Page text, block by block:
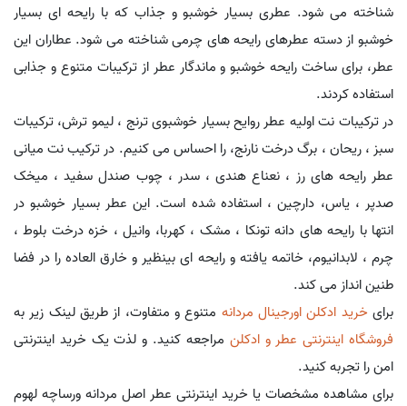
شناخته می شود. عطری بسیار خوشبو و جذاب که با رایحه ای بسیار
خوشبو از دسته عطرهای رایحه های چرمی شناخته می شود. عطاران این
عطر، برای ساخت رایحه خوشبو و ماندگار عطر از ترکیبات متنوع و جذابی
استفاده کردند.
در ترکیبات نت اولیه عطر روایح بسیار خوشبوی ترنج ، لیمو ترش، ترکیبات
سبز ، ریحان ، برگ درخت نارنج، را احساس می کنیم. در ترکیب نت میانی
عطر رایحه های رز ، نعناع هندی ، سدر ، چوب صندل سفید ، میخک
صدپر ، یاس، دارچین ، استفاده شده است. این عطر بسیار خوشبو در
انتها با رایحه های دانه تونکا ، مشک ، کهربا، وانیل ، خزه درخت بلوط ،
چرم ، لابدانیوم، خاتمه یافته و رایحه ای بینظیر و خارق العاده را در فضا
طنین انداز می کند.
برایخرید ادکلن اورجینال مردانه متنوع و متفاوت، از طریق لینک زیر به
فروشگاه اینترنتی عطر و ادکلن مراجعه کنید. و لذت یک خرید اینترنتی
امن را تجربه کنید.
برای مشاهده مشخصات یا خرید اینترنتی عطر اصل مردانه ورساچه لهوم